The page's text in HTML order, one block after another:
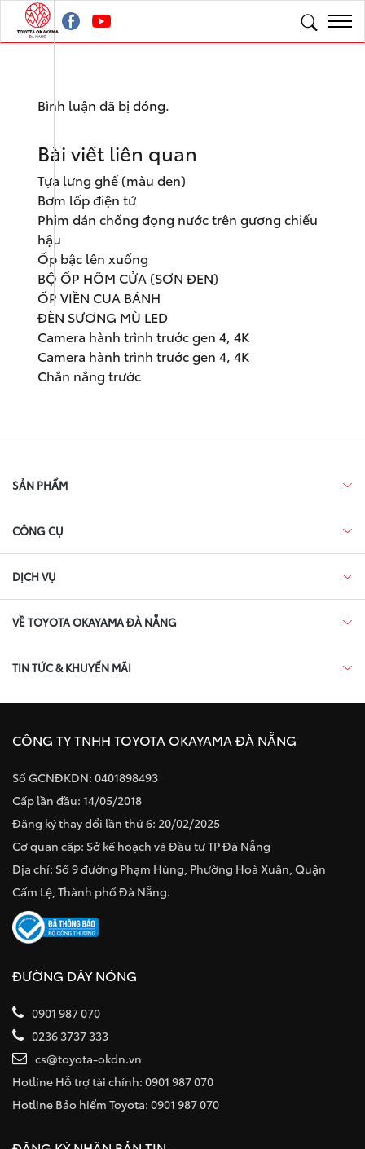
Bình luận đã bị đóng.
Bài viết liên quan
Tựa lưng ghế (màu đen)
Bơm lốp điện tử
Phim dán chống đọng nước trên gương chiếu
hậu
Ốp bậc lên xuống
BỘ ỐP HÕM CỬA (SƠN ĐEN)
ỐP VIỀN CUA BÁNH
ĐÈN SƯƠNG MÙ LED
Camera hành trình trước gen 4, 4K
Camera hành trình trước gen 4, 4K
Chắn nắng trước
SẢN PHẨM
CÔNG CỤ
DỊCH VỤ
VỀ TOYOTA OKAYAMA ĐÀ NẴNG
TIN TỨC & KHUYẾN MÃI
CÔNG TY TNHH TOYOTA OKAYAMA ĐÀ NẴNG
Số GCNĐKDN: 0401898493
Cấp lần đầu: 14/05/2018
Đăng ký thay đổi lần thứ 6: 20/02/2025
Cơ quan cấp: Sở kế hoạch và Đầu tư TP Đà Nẵng
Địa chỉ: Số 9 đường Phạm Hùng, Phường Hoà Xuân, Quận
Cẩm Lệ, Thành phố Đà Nẵng.
ĐƯỜNG DÂY NÓNG
0901 987 070
0236 3737 333
cs@toyota-okdn.vn
Hotline Hỗ trợ tài chính: 0901 987 070
Hotline Bảo hiểm Toyota: 0901 987 070